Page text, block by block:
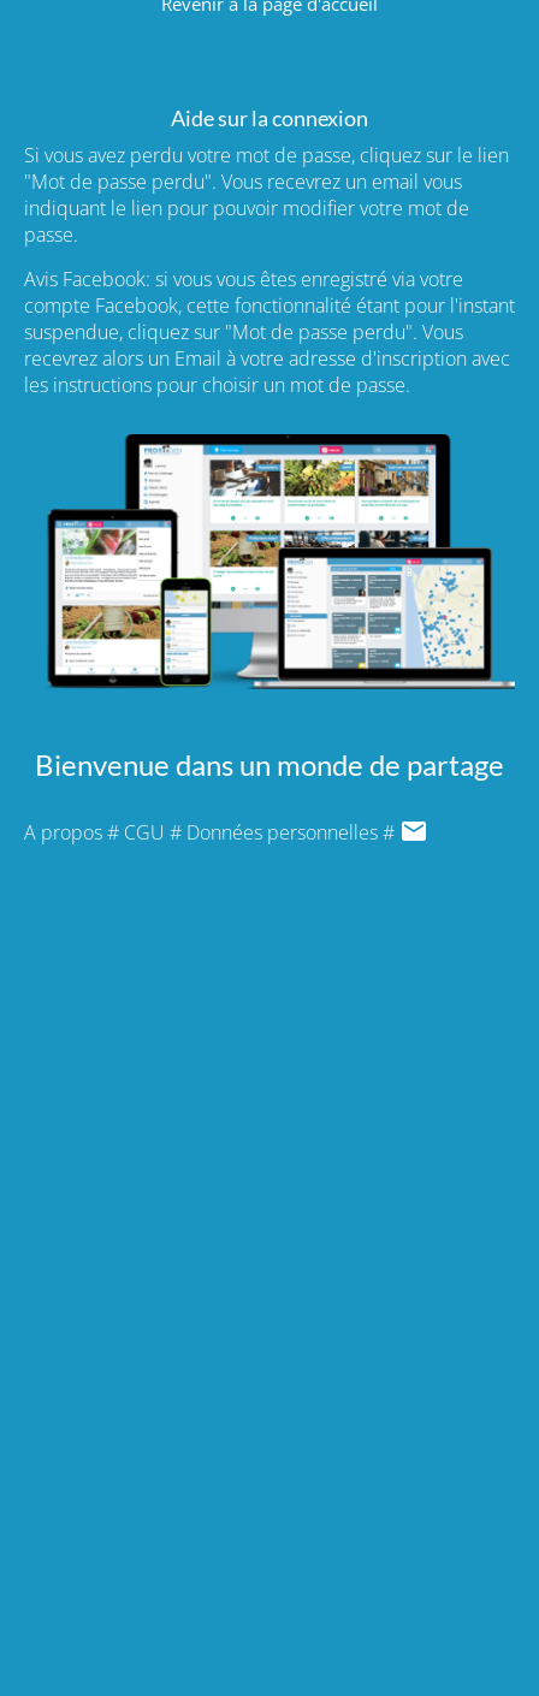
Aide sur la connexion
Si vous avez perdu votre mot de passe, cliquez sur le lien
"Mot de passe perdu". Vous recevrez un email vous
indiquant le lien pour pouvoir modifier votre mot de
passe.
Avis Facebook: si vous vous êtes enregistré via votre
compte Facebook, cette fonctionnalité étant pour l'instant
suspendue, cliquez sur "Mot de passe perdu". Vous
recevrez alors un Email à votre adresse d'inscription avec
les instructions pour choisir un mot de passe.
Bienvenue dans un monde de partage
A propos# CGU # Données personnelles#